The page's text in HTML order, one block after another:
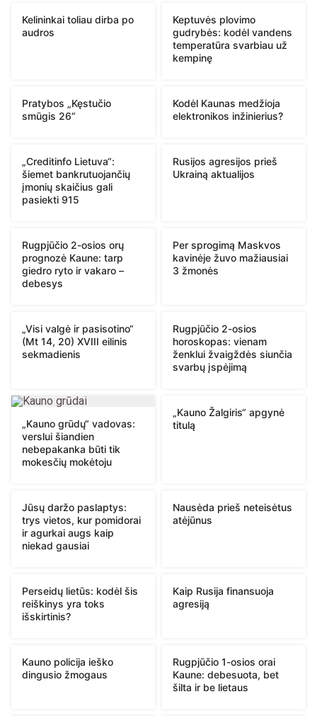
Kelininkai toliau dirba po
audros
Keptuvės plovimo
gudrybės: kodėl vandens
temperatūra svarbiau už
kempinę
Pratybos „Kęstučio
smūgis 26“
Kodėl Kaunas medžioja
elektronikos inžinierius?
„Creditinfo Lietuva“:
šiemet bankrutuojančių
įmonių skaičius gali
pasiekti 915
Rusijos agresijos prieš
Ukrainą aktualijos
Rugpjūčio 2-osios orų
prognozė Kaune: tarp
giedro ryto ir vakaro –
debesys
Per sprogimą Maskvos
kavinėje žuvo mažiausiai
3 žmonės
„Visi valgė ir pasisotino“
(Mt 14, 20) XVIII eilinis
sekmadienis
Rugpjūčio 2-osios
horoskopas: vienam
ženklui žvaigždės siunčia
svarbų įspėjimą
„Kauno grūdų“ vadovas:
verslui šiandien
nebepakanka būti tik
mokesčių mokėtoju
„Kauno Žalgiris“ apgynė
titulą
Jūsų daržo paslaptys:
trys vietos, kur pomidorai
ir agurkai augs kaip
niekad gausiai
Nausėda prieš neteisėtus
atėjūnus
Perseidų lietūs: kodėl šis
reiškinys yra toks
išskirtinis?
Kaip Rusija finansuoja
agresiją
Kauno policija ieško
dingusio žmogaus
Rugpjūčio 1-osios orai
Kaune: debesuota, bet
šilta ir be lietaus